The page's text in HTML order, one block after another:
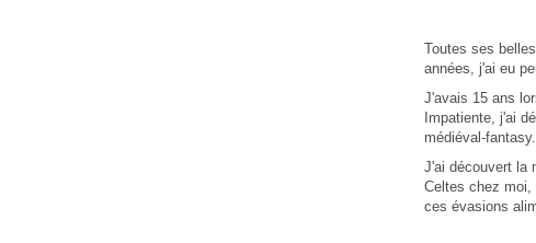
Toutes ses
années, j'ai eu
J'avais 15 ans
Impatiente, j'ai
médiéval-
J'ai découvert la
Celtes chez moi,
ces évasions